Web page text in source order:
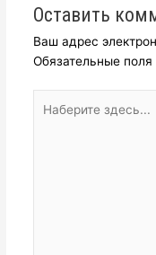
Оставить
Ваш адрес
Обязательные
здесь...